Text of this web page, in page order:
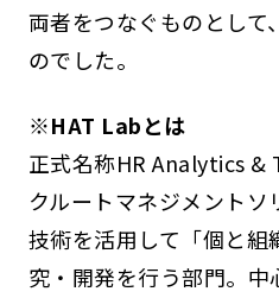
両者をつなぐものとして
のでした。
※HAT Labとは
正式名称HR Analytics &
クルートマネジメント
技術を活用して「個と組
究・開発を行う部門。